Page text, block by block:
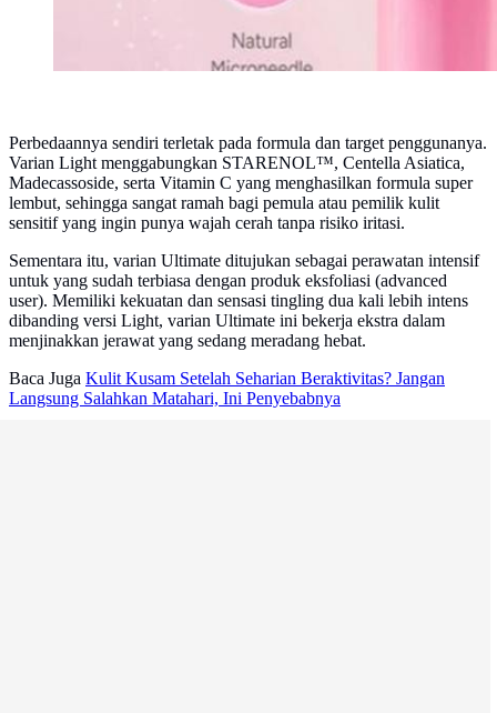
Perbedaannya sendiri terletak pada formula dan target penggunanya.
Varian Light menggabungkan STARENOL™, Centella Asiatica,
Madecassoside, serta Vitamin C yang menghasilkan formula super
lembut, sehingga sangat ramah bagi pemula atau pemilik kulit
sensitif yang ingin punya wajah cerah tanpa risiko iritasi.
Sementara itu, varian Ultimate ditujukan sebagai perawatan intensif
untuk yang sudah terbiasa dengan produk eksfoliasi (advanced
user). Memiliki kekuatan dan sensasi tingling dua kali lebih intens
dibanding versi Light, varian Ultimate ini bekerja ekstra dalam
menjinakkan jerawat yang sedang meradang hebat.
Baca Juga Kulit Kusam Setelah Seharian Beraktivitas? Jangan
Langsung Salahkan Matahari, Ini Penyebabnya